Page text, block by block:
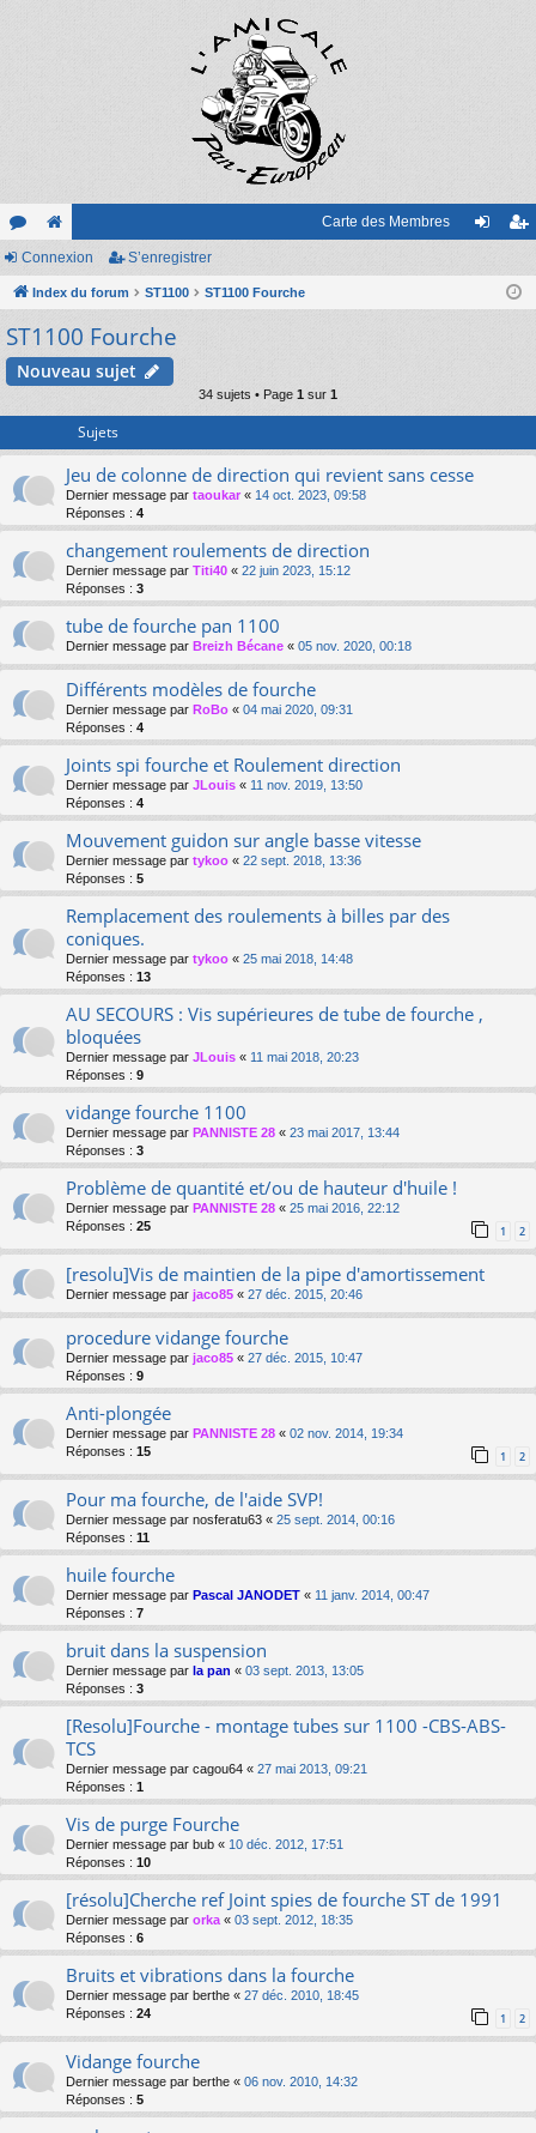
or
u
m
e
sit
e
Carte des Membres
nr
Connexion S’enregistrer
Index du forum ST1100 ST1100 Fourche
ST1100 Fourche
Nouveau sujet
34 sujets • Page 1 sur 1
Sujets
Jeu de colonne de direction qui revient sans cesse
Dernier message par taoukar « 14 oct. 2023, 09:58
Réponses : 4
changement roulements de direction
Dernier message par Titi40 « 22 juin 2023, 15:12
Réponses : 3
tube de fourche pan 1100
Dernier message par Breizh Bécane « 05 nov. 2020, 00:18
Différents modèles de fourche
Dernier message par RoBo « 04 mai 2020, 09:31
Réponses : 4
Joints spi fourche et Roulement direction
Dernier message par JLouis « 11 nov. 2019, 13:50
Réponses : 4
Mouvement guidon sur angle basse vitesse
Dernier message par tykoo « 22 sept. 2018, 13:36
Réponses : 5
Remplacement des roulements à billes par des
coniques.
Dernier message par tykoo « 25 mai 2018, 14:48
Réponses : 13
AU SECOURS : Vis supérieures de tube de fourche ,
bloquées
Dernier message par JLouis « 11 mai 2018, 20:23
Réponses : 9
vidange fourche 1100
Dernier message par PANNISTE 28 « 23 mai 2017, 13:44
Réponses : 3
Problème de quantité et/ou de hauteur d'huile !
Dernier message par PANNISTE 28 « 25 mai 2016, 22:12
Réponses : 25 1 2
[resolu]Vis de maintien de la pipe d'amortissement
Dernier message par jaco85 « 27 déc. 2015, 20:46
procedure vidange fourche
Dernier message par jaco85 « 27 déc. 2015, 10:47
Réponses : 9
Anti-plongée
Dernier message par PANNISTE 28 « 02 nov. 2014, 19:34
Réponses : 15 1 2
Pour ma fourche, de l'aide SVP!
Dernier message par nosferatu63 « 25 sept. 2014, 00:16
Réponses : 11
huile fourche
Dernier message par Pascal JANODET « 11 janv. 2014, 00:47
Réponses : 7
bruit dans la suspension
Dernier message par la pan « 03 sept. 2013, 13:05
Réponses : 3
[Resolu]Fourche - montage tubes sur 1100 -CBS-ABS-
TCS
Dernier message par cagou64 « 27 mai 2013, 09:21
Réponses : 1
Vis de purge Fourche
Dernier message par bub « 10 déc. 2012, 17:51
Réponses : 10
[résolu]Cherche ref Joint spies de fourche ST de 1991
Dernier message par orka « 03 sept. 2012, 18:35
Réponses : 6
Bruits et vibrations dans la fourche
Dernier message par berthe « 27 déc. 2010, 18:45
Réponses : 24 1 2
Vidange fourche
Dernier message par berthe « 06 nov. 2010, 14:32
Réponses : 5